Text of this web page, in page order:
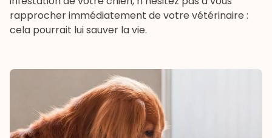
rapprocher immédiatement de votre vétérinaire :
cela pourrait lui sauver la vie.